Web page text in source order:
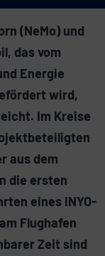
(NeMo) und
das vom
Energie
wird,
Im Kreise
aus dem
die ersten
eines INYO-
Flughafen
Zeit sind